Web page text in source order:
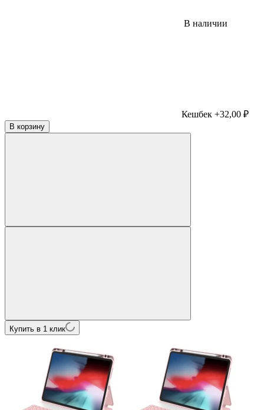
В наличии
Кешбек +32,00 ₽
В корзину
Купить в 1 клик